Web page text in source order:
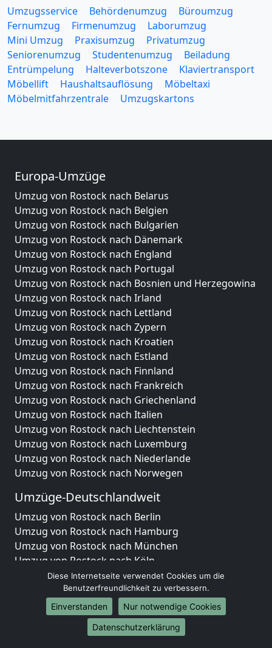
Umzugsservice Behördenumzug
Büroumzug
Fernumzug
Firmenumzug
Laborumzug
Mini Umzug
Praxisumzug
Privatumzug
Seniorenumzug
Studentenumzug
Beiladung
Entrümpelung
Halteverbotszone
Klaviertransport
Möbellift
Haushaltsauflösung
Möbeltaxi
Möbelmitfahrzentrale
Umzugskartons
Europa-Umzüge
Umzug von Rostock nach Belarus
Umzug von Rostock nach Belgien
Umzug von Rostock nach Bulgarien
Umzug von Rostock nach Dänemark
Umzug von Rostock nach England
Umzug von Rostock nach Portugal
Umzug von Rostock nach Bosnien und Herzegowina
Umzug von Rostock nach Irland
Umzug von Rostock nach Lettland
Umzug von Rostock nach Zypern
Umzug von Rostock nach Kroatien
Umzug von Rostock nach Estland
Umzug von Rostock nach Finnland
Umzug von Rostock nach Frankreich
Umzug von Rostock nach Griechenland
Umzug von Rostock nach Italien
Umzug von Rostock nach Liechtenstein
Umzug von Rostock nach Luxemburg
Umzug von Rostock nach Niederlande
Umzug von Rostock nach Norwegen
Umzüge-Deutschlandweit
Umzug von Rostock nach Berlin
Umzug von Rostock nach Hamburg
Umzug von Rostock nach München
Umzug von Rostock nach Köln
Umzug von Rostock nach Frankfurt am Main
Umzug von Rostock nach Stuttgart
Umzug von Rostock nach Düsseldorf
Umzug von Rostock nach Leipzig
Umzug von Rostock nach Dortmund
Diese Internetseite verwendet Cookies um die
Benutzerfreundlichkeit zu verbessern.
Einverstanden
Nur notwendige Cookies
Datenschutzerklärung